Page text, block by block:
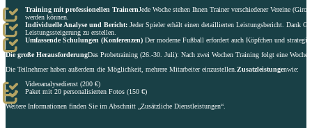
Training mit professionellen TrainernJede Woche stehen Ihnen Trainer verschiedener Vereine
werden können.
Individuelle Analyse und Bericht: Jeder Spieler erhält einen detaillierten Leistungsbericht. Dank
Leistungssteigerung zu erstellen.
Umfassende Schulungen (Konferenzen) Der moderne Fußball erfordert auch Köpfchen und
Die große HerausforderungDas Probetraining (26.-30. Juli): Nach zwei Wochen Training folgt eine
Die Teilnehmer haben außerdem die Möglichkeit, mehrere Mitarbeiter einzustellen. Zusatzleistungenwie:
Videoanalysedienst (200 €)
Paket mit 20 personalisierten Fotos (150 €)
Weitere Informationen finden Sie im Abschnitt „Zusätzliche Dienstleistungen“.